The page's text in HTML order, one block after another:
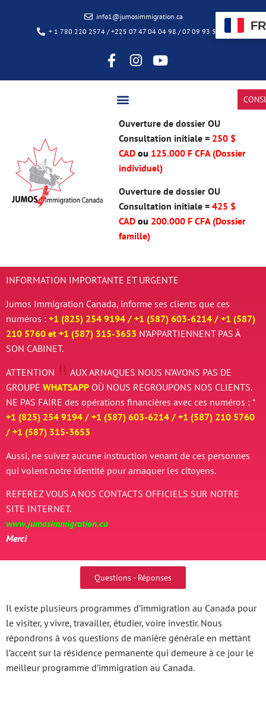
info1@jumosimmigration.ca
+ 1 780 220 2574 / +225 07 47 04 04 98 / 07 09 93 50 85
Ouverture de dossier OU
Consultation initiale = 250 $
CADou 125.000 F CFA (Dossier
individuel)
Ouverture de dossier OU
Consultation initiale =425 $
CAD ou 200.000 F CFA (Dossier
famille)
INFORMATION IMPORTANTE ET URGENTE
Jumos Immigration Canada, informe ses clients que ces
numéros : +1 (825) 254 9194 / +1 (587) 603-6214 / +1 (587)
210 5760 et +1 (587) 315-3653 N’APPARTIENNENT PAS À
SON CABINET.
ATTENTION AUX ARNAQUES NOUS N’AVONS PAS DE
GROUPE WHATSAPP OÙ NOUS REGROUPONS NOS CLIENTS.
NE PAS FAIRE des opérations financières avec ces numéros : *
+1 (825) 254 9194 / +1 (587) 603-6214 / +1 (587) 210 5760
/ +1 (587) 315-3653
Aussi, ne suivez aucune instruction venant de ces personnes
qui volent notre identité pour arnaquer les citoyens.
REFEREZ VOUS A NOS CONTACTS OFFICIELS SUR NOTRE
SITE INTERNET.
www.jumosimmigration.ca
Merci
Questions - Réponses
Il existe plusieurs programmes d’immigration au Canada pour
le visiter, y vivre, travailler, étudier, voire investir. Nous
répondrons à vos questions de manière générale en mettant
l’accent sur la résidence permanente qui demeure à ce jour le
meilleur programme d’immigration au Canada.
FR